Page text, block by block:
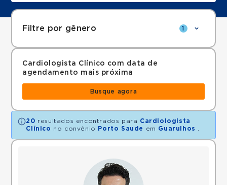
Filtre por gênero 1
Cardiologista Clínico com data de
agendamento mais próxima
Busque agora
20 resultados encontrados para Cardiologista
Clínico no convênio Porto Saude em Guarulhos